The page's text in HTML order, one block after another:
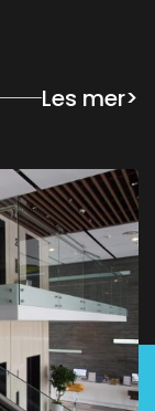
Les mer>
skadens
på en